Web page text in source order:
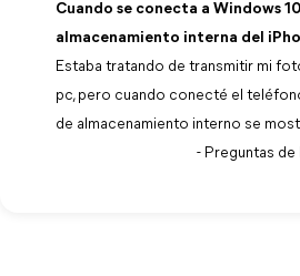
Cuando se conecta a Windows
almacenamiento interna del
Estaba tratando de transmitir mi
pc, pero cuando conecté el
de almacenamiento interno se
- Preguntas de